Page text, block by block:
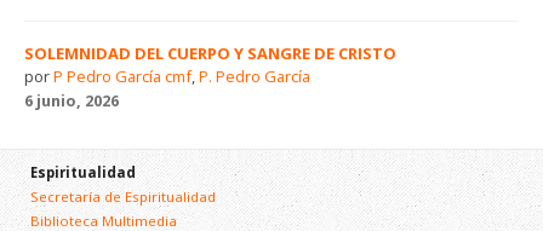
SOLEMNIDAD DEL CUERPO Y SANGRE DE CRISTO
porP Pedro García cmf,P. Pedro García
6 junio, 2026
Espiritualidad
Secretaría de Espiritualidad
Biblioteca Multimedia